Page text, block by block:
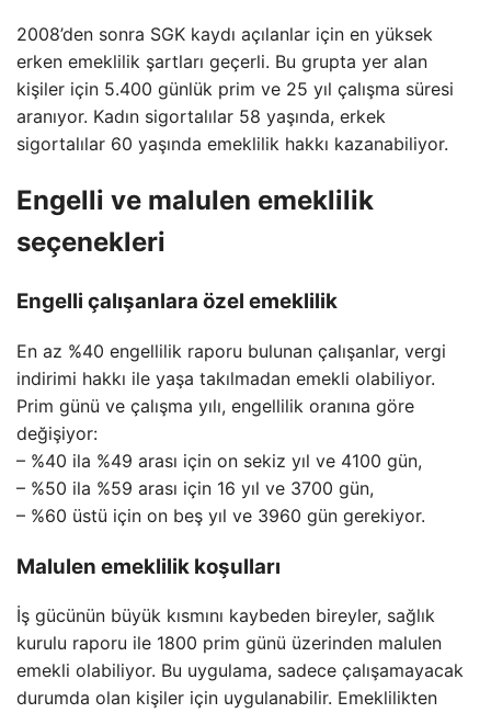
2008’den sonra SGK kaydı açılanlar için en yüksek
erken emeklilik şartları geçerli. Bu grupta yer alan
kişiler için 5.400 günlük prim ve 25 yıl çalışma süresi
aranıyor. Kadın sigortalılar 58 yaşında, erkek
sigortalılar 60 yaşında emeklilik hakkı kazanabiliyor.
Engelli ve malulen emeklilik
seçenekleri
Engelli çalışanlara özel emeklilik
En az %40 engellilik raporu bulunan çalışanlar, vergi
indirimi hakkı ile yaşa takılmadan emekli olabiliyor.
Prim günü ve çalışma yılı, engellilik oranına göre
değişiyor:
– %40 ila %49 arası için on sekiz yıl ve 4100 gün,
– %50 ila %59 arası için 16 yıl ve 3700 gün,
– %60 üstü için on beş yıl ve 3960 gün gerekiyor.
Malulen emeklilik koşulları
İş gücünün büyük kısmını kaybeden bireyler, sağlık
kurulu raporu ile 1800 prim günü üzerinden malulen
emekli olabiliyor. Bu uygulama, sadece çalışamayacak
durumda olan kişiler için uygulanabilir. Emeklilikten